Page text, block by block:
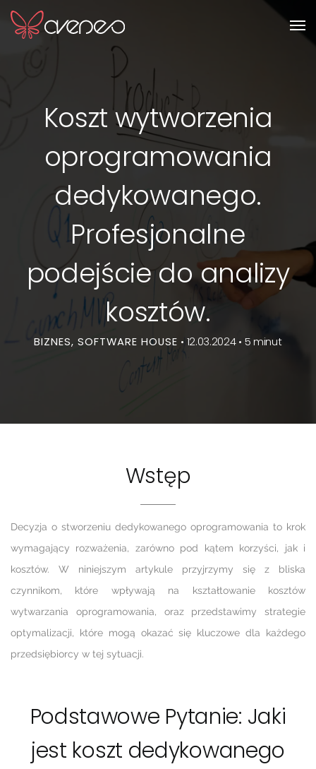
Koszt wytworzenia
oprogramowania
dedykowanego.
Profesjonalne
podejście do analizy
kosztów.
BIZNES, SOFTWARE HOUSE • 12.03.2024 • 5 minut
Wstęp
Decyzja o stworzeniu dedykowanego oprogramowania to krok
wymagający rozważenia, zarówno pod kątem korzyści, jak i
kosztów. W niniejszym artykule przyjrzymy się z bliska
czynnikom, które wpływają na kształtowanie kosztów
wytwarzania oprogramowania, oraz przedstawimy strategie
optymalizacji, które mogą okazać się kluczowe dla każdego
przedsiębiorcy w tej sytuacji.
Podstawowe Pytanie: Jaki
jest koszt dedykowanego